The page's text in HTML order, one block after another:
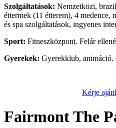
Szolgáltatások: Nemzetközi,
éttermek (11 étterem), 4 medence,
és spa szolgáltatások, ingyenes
Sport: Fitneszközpont. Felár
Gyerekek: Gyerekklub, animáció.
Kérje
Fairmont The